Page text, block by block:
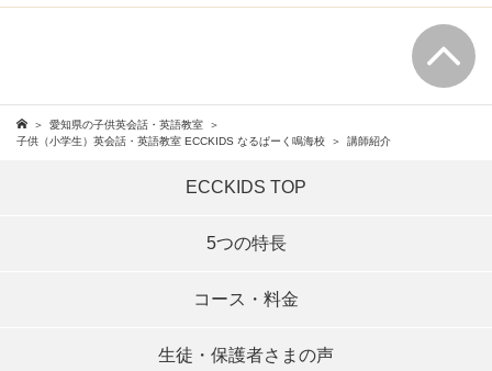
愛知県の子供英会話・英語教室
子供（小学生）英会話・英語教室 ECCKIDS なるぱーく鳴海校
講師紹介
ECCKIDS TOP
5つの特長
コース・料金
生徒・保護者さまの声